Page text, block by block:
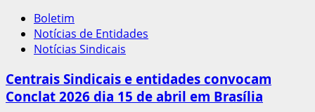
Boletim
Notícias de Entidades
Notícias Sindicais
Centrais Sindicais e entidades convocam
Conclat 2026 dia 15 de abril em Brasília